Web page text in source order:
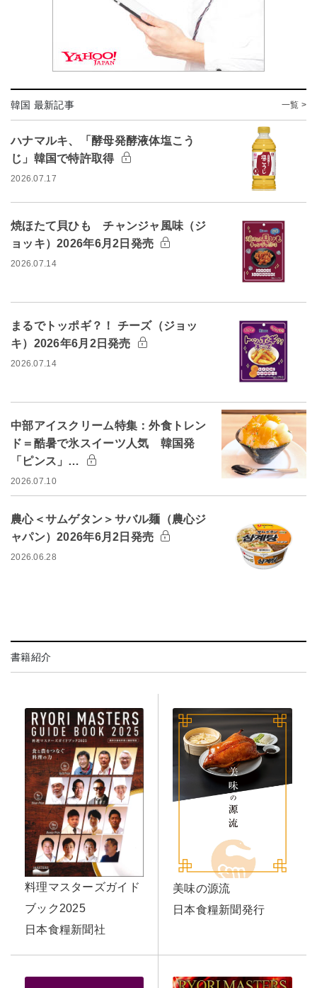
韓国 最新記事 一覧 >
ハナマルキ、「酵母発酵液体塩こう
じ」韓国で特許取得
2026.07.17
焼ほたて貝ひも チャンジャ風味（ジ
ョッキ）2026年6月2日発売
2026.07.14
まるでトッポギ？！ チーズ（ジョッ
キ）2026年6月2日発売
2026.07.14
中部アイスクリーム特集：外食トレン
ド＝酷暑で氷スイーツ人気 韓国発
「ピンス」…
2026.07.10
農心＜サムゲタン＞サバル麺（農心ジ
ャパン）2026年6月2日発売
2026.06.28
書籍紹介
料理マスターズガイド
ブック2025
日本食糧新聞社
美味の源流
日本食糧新聞発行